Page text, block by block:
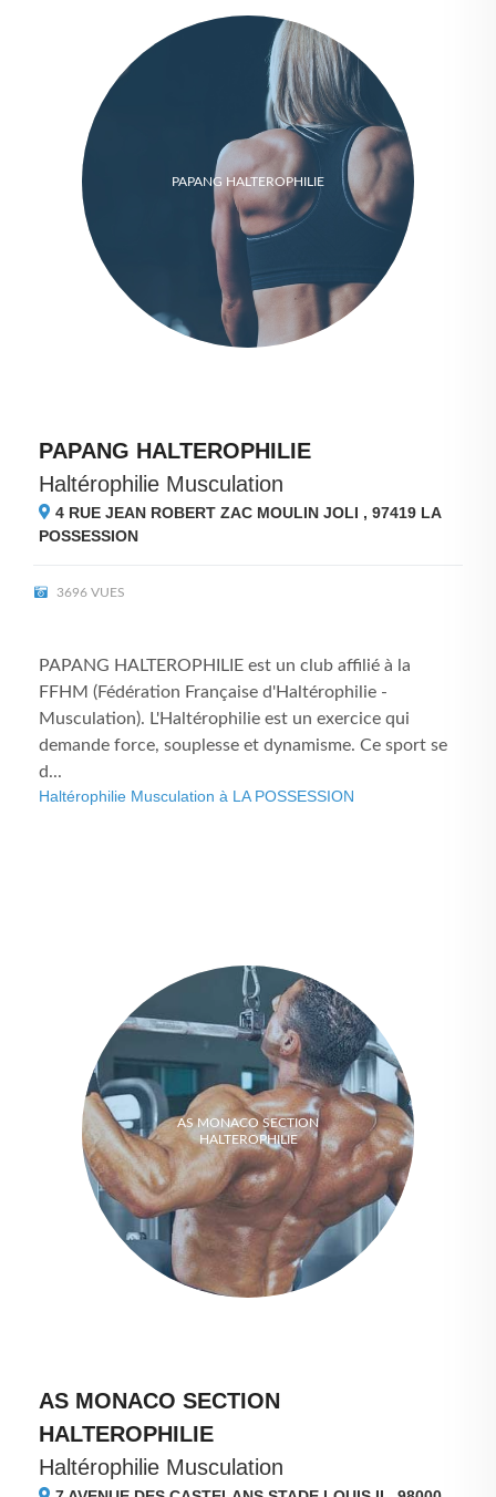
PAPANG HALTEROPHILIE
PAPANG HALTEROPHILIE
Haltérophilie Musculation
4 RUE JEAN ROBERT ZAC MOULIN JOLI , 97419 LA
POSSESSION
3696 VUES
PAPANG HALTEROPHILIE est un club affilié à la
FFHM (Fédération Française d'Haltérophilie -
Musculation). L'Haltérophilie est un exercice qui
demande force, souplesse et dynamisme. Ce sport se
d...
Haltérophilie Musculation à LA POSSESSION
AS MONACO SECTION
HALTEROPHILIE
AS MONACO SECTION
HALTEROPHILIE
Haltérophilie Musculation